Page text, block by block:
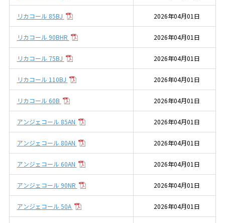
リカコール 85BJ 2026年04月01日
リカコール 90BHR 2026年04月01日
リカコール 75BJ 2026年04月01日
リカコール 110BJ 2026年04月01日
リカコール 60B 2026年04月01日
アンジェコール 85AN 2026年04月01日
アンジェコール 80AN 2026年04月01日
アンジェコール 60AN 2026年04月01日
アンジェコール 90NR 2026年04月01日
アンジェコール 50A 2026年04月01日